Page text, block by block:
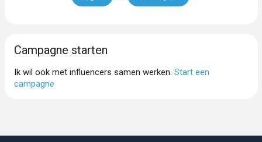
Campagne starten
Ik wil ook met influencers samen werken. Start een
campagne